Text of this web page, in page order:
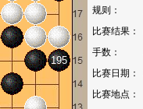
195
规则：
比赛结果：
手数：
比赛日期：
比赛地点：